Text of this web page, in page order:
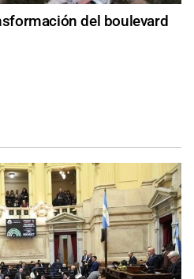
del boulevard